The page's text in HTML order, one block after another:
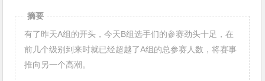
摘要
有了昨天A组的开头，今天B组选手们的参赛劲头十足，在
前几个级别到来时就已经超越了A组的总参赛人数，将赛事
推向另一个高潮。